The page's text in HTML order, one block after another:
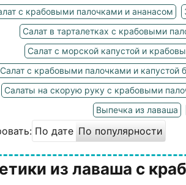
с крабовыми палочками и ананасом
Салат в тарталетках с крабовыми
Салат с морской капустой и
Салат с крабовыми палочками и капустой
Салаты на скорую руку с крабовыми
Выпечка из лаваша
По дате По популярности
из лаваша с